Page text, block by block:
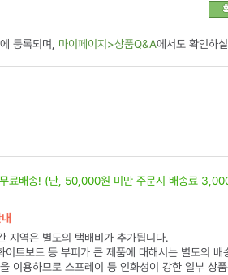
등록되며, 마이페이지>상품Q&A에서도 확인하
료배송! (단, 50,000원 미만 주문시 배송료
지역은 별도의 택배비가 추가됩니다.
이트보드 등 부피가 큰 제품에 대해서는 별도의
이용하므로 스프레이 등 인화성이 강한 일부 상